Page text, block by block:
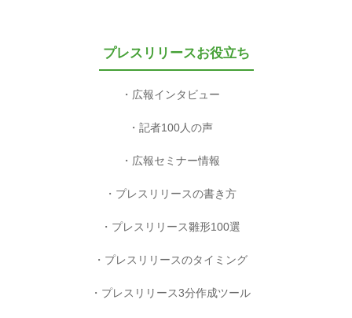
プレスリリースお役立ち
広報インタビュー
記者100人の声
広報セミナー情報
プレスリリースの書き方
プレスリリース雛形100選
プレスリリースのタイミング
プレスリリース3分作成ツール